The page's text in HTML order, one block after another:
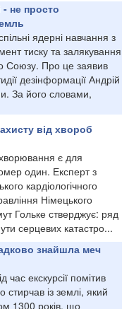
- не просто
ядерні навчання з
тиску та залякування
Союзу. Про це заявив
дезінформації Андрій
За його словами,
від хвороб
є для
один. Експерт з
кардіологічного
Німецького
Гольке стверджує: ряд
серцевих катастро...
знайшла меч
час екскурсії помітив
із землі, який
1300 років, що